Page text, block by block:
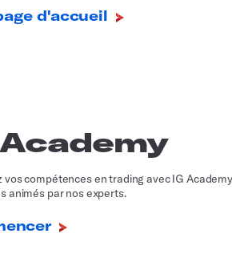
d'accueil
vos compétences en trading avec IG
animés par nos experts.